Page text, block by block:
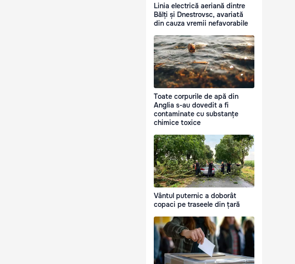
Linia electrică aeriană dintre
Bălți și Dnestrovsc, avariată
din cauza vremii nefavorabile
Toate corpurile de apă din
Anglia s-au dovedit a fi
contaminate cu substanțe
chimice toxice
Vântul puternic a doborât
copaci pe traseele din țară